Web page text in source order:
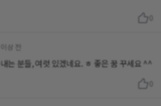
상 전
는 분들, 여럿 있겠네요. ㅎ 좋은 꿈 꾸세요 ^^